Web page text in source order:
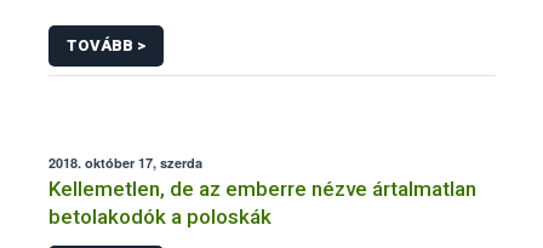
TOVÁBB >
2018. október 17, szerda
Kellemetlen, de az emberre nézve ártalmatlan
betolakodók a poloskák